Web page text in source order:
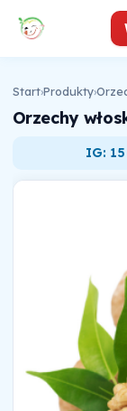
Start›Produkty›
Orzechy
IG: 15